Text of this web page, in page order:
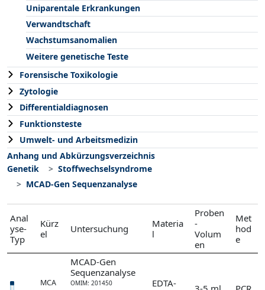
Uniparentale Erkrankungen
Verwandtschaft
Wachstumsanomalien
Weitere genetische Teste
Forensische Toxikologie
Zytologie
Differentialdiagnosen
Funktionsteste
Umwelt- und Arbeitsmedizin
Anhang und Abkürzungsverzeichnis
Genetik
Stoffwechselsyndrome
MCAD-Gen Sequenzanalyse
Anal
yse-
Typ
Kürz
el
Untersuchung
Materia
l
Proben
-
Volum
en
Met
hod
e
MCA
MCAD-Gen
Sequenzanalyse
OMIM: 201450
EDTA-